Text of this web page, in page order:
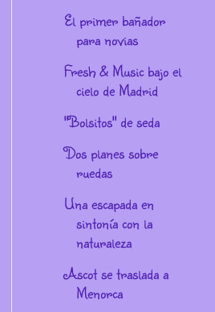
El primer bañador
para novias
Fresh & Music bajo el
cielo de Madrid
"Bolsitos" de seda
Dos planes sobre
ruedas
Una escapada en
sintonía con la
naturaleza
Ascot se traslada a
Menorca